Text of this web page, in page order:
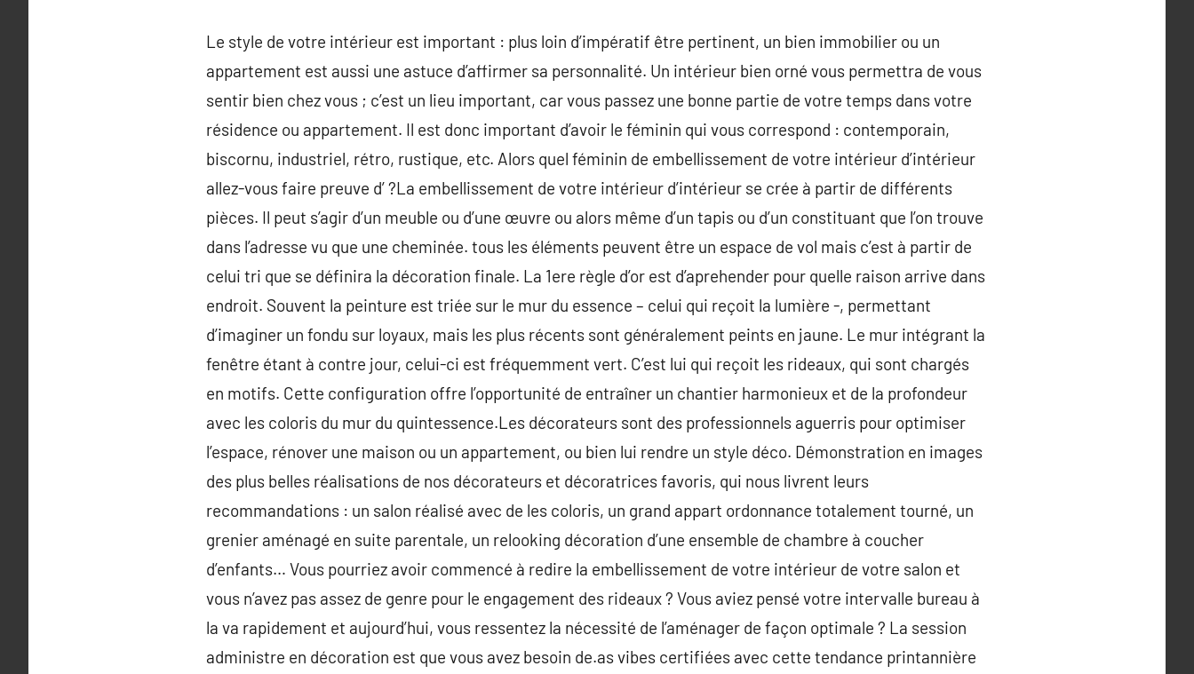
Le style de votre intérieur est important : plus loin d’impératif être pertinent, un bien immobilier ou un
appartement est aussi une astuce d’affirmer sa personnalité. Un intérieur bien orné vous permettra de vous
sentir bien chez vous ; c’est un lieu important, car vous passez une bonne partie de votre temps dans votre
résidence ou appartement. Il est donc important d’avoir le féminin qui vous correspond : contemporain,
biscornu, industriel, rétro, rustique, etc. Alors quel féminin de embellissement de votre intérieur d’intérieur
allez-vous faire preuve d’ ?La embellissement de votre intérieur d’intérieur se crée à partir de différents
pièces. Il peut s’agir d’un meuble ou d’une œuvre ou alors même d’un tapis ou d’un constituant que l’on trouve
dans l’adresse vu que une cheminée. tous les éléments peuvent être un espace de vol mais c’est à partir de
celui tri que se définira la décoration finale. La 1ere règle d’or est d’aprehender pour quelle raison arrive dans
endroit. Souvent la peinture est triée sur le mur du essence – celui qui reçoit la lumière -, permettant
d’imaginer un fondu sur loyaux, mais les plus récents sont généralement peints en jaune. Le mur intégrant la
fenêtre étant à contre jour, celui-ci est fréquemment vert. C’est lui qui reçoit les rideaux, qui sont chargés
en motifs. Cette configuration offre l’opportunité de entraîner un chantier harmonieux et de la profondeur
avec les coloris du mur du quintessence.Les décorateurs sont des professionnels aguerris pour optimiser
l’espace, rénover une maison ou un appartement, ou bien lui rendre un style déco. Démonstration en images
des plus belles réalisations de nos décorateurs et décoratrices favoris, qui nous livrent leurs
recommandations : un salon réalisé avec de les coloris, un grand appart ordonnance totalement tourné, un
grenier aménagé en suite parentale, un relooking décoration d’une ensemble de chambre à coucher
d’enfants… Vous pourriez avoir commencé à redire la embellissement de votre intérieur de votre salon et
vous n’avez pas assez de genre pour le engagement des rideaux ? Vous aviez pensé votre intervalle bureau à
la va rapidement et aujourd’hui, vous ressentez la nécessité de l’aménager de façon optimale ? La session
administre en décoration est que vous avez besoin de.as vibes certifiées avec cette tendance printannière